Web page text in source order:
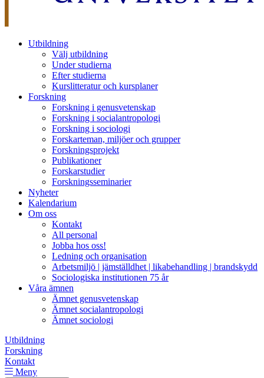
Utbildning
Välj utbildning
Under studierna
Efter studierna
Kurslitteratur och kursplaner
Forskning
Forskning i genusvetenskap
Forskning i socialantropologi
Forskning i sociologi
Forskarteman, miljöer och grupper
Forskningsprojekt
Publikationer
Forskarstudier
Forskningsseminarier
Nyheter
Kalendarium
Om oss
Kontakt
All personal
Jobba hos oss!
Ledning och organisation
Arbetsmiljö | jämställdhet | likabehandling | brandskydd
Sociologiska institutionen 75 år
Våra ämnen
Ämnet genusvetenskap
Ämnet socialantropologi
Ämnet sociologi
Utbildning
Forskning
Kontakt
Meny